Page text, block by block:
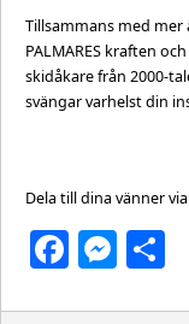
Tillsammans med mer
PALMARES kraften
skidåkare från 2000-
svängar varhelst din
Dela till dina vänner